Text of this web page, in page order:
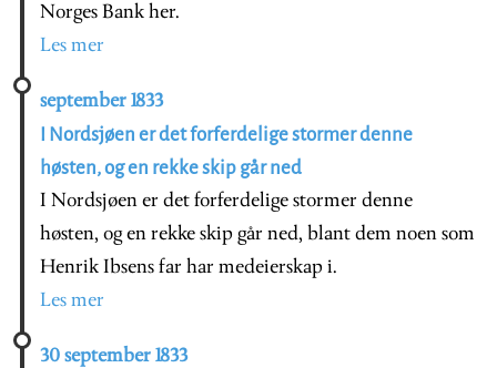
Norges Bank her.
Les mer
september 1833
I Nordsjøen er det forferdelige stormer denne
høsten, og en rekke skip går ned
I Nordsjøen er det forferdelige stormer denne
høsten, og en rekke skip går ned, blant dem noen som
Henrik Ibsens far har medeierskap i.
Les mer
30 september 1833